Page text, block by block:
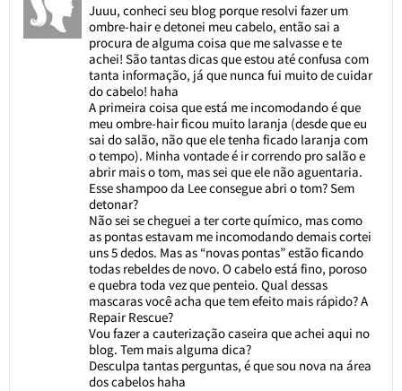
Juuu, conheci seu blog porque resolvi fazer um
ombre-hair e detonei meu cabelo, então sai a
procura de alguma coisa que me salvasse e te
achei! São tantas dicas que estou até confusa com
tanta informação, já que nunca fui muito de cuidar
do cabelo! haha
A primeira coisa que está me incomodando é que
meu ombre-hair ficou muito laranja (desde que eu
sai do salão, não que ele tenha ficado laranja com
o tempo). Minha vontade é ir correndo pro salão e
abrir mais o tom, mas sei que ele não aguentaria.
Esse shampoo da Lee consegue abri o tom? Sem
detonar?
Não sei se cheguei a ter corte químico, mas como
as pontas estavam me incomodando demais cortei
uns 5 dedos. Mas as “novas pontas” estão ficando
todas rebeldes de novo. O cabelo está fino, poroso
e quebra toda vez que penteio. Qual dessas
mascaras você acha que tem efeito mais rápido? A
Repair Rescue?
Vou fazer a cauterização caseira que achei aqui no
blog. Tem mais alguma dica?
Desculpa tantas perguntas, é que sou nova na área
dos cabelos haha